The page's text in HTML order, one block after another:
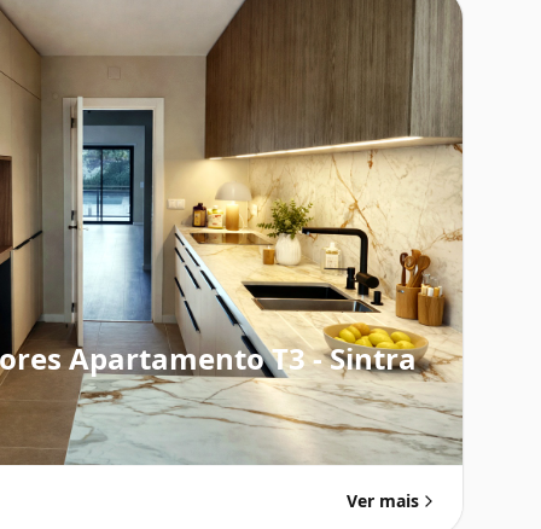
Apartamento T3 - Sintra
Ver mais